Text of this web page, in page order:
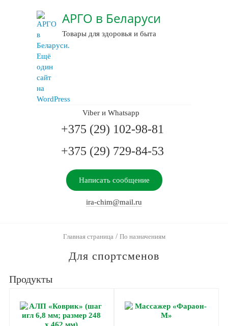
АРГО в Беларуси
Товары для здоровья и быта
Viber и Whatsapp
+375 (29) 102-98-81
+375 (29) 729-84-53
Написать сообщение
ira-chim@mail.ru
Главная страница / По назначениям
Для спортсменов
Продукты